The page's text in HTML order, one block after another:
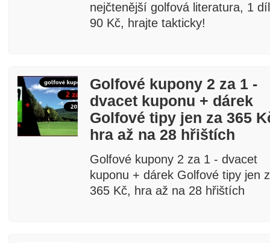
nejčtenější golfová literatura, 1
90 Kč, hrajte takticky!
Golfové kupony 2 za 1 -
dvacet kuponu + dárek
Golfové tipy jen za 365
hra až na 28 hřištích
Golfové kupony 2 za 1 - dvacet
kuponu + dárek Golfové tipy jen
365 Kč, hra až na 28 hřištích